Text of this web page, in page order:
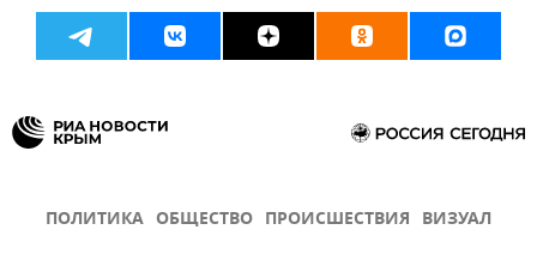
Вооруженные силы России Армия и флот
ПОЛИТИКА ОБЩЕСТВО ПРОИСШЕСТВИЯ ВИЗУАЛ